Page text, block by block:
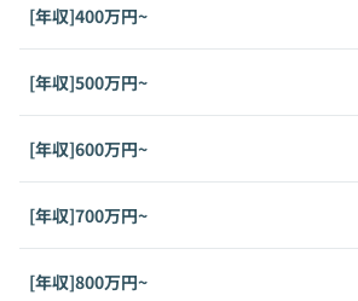
[年収]400万円~
[年収]500万円~
[年収]600万円~
[年収]700万円~
[年収]800万円~